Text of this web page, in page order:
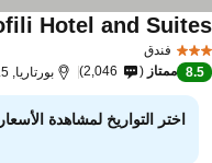
فندق
Hotel and
8.5 ممتاز 2,046 بورتاريا, 19.5 كم إلى أفيتوس
اختر التواريخ لمشاهدة